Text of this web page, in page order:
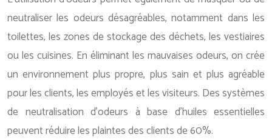
neutraliser les odeurs désagréables, notamment dans les
toilettes, les zones de stockage des déchets, les vestiaires
ou les cuisines. En éliminant les mauvaises odeurs, on crée
un environnement plus propre, plus sain et plus agréable
pour les clients, les employés et les visiteurs. Des systèmes
de neutralisation d’odeurs à base d’huiles essentielles
peuvent réduire les plaintes des clients de 60%.